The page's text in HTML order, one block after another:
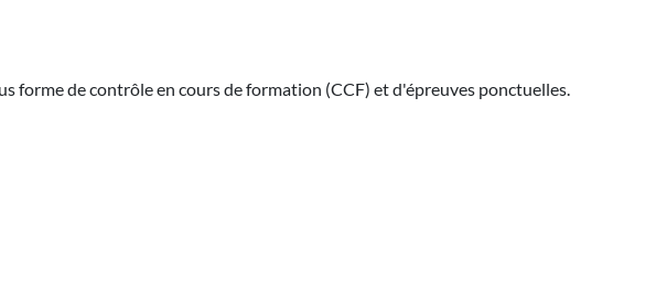
forme de contrôle en cours de formation (CCF) et d'épreuves ponctuelles.